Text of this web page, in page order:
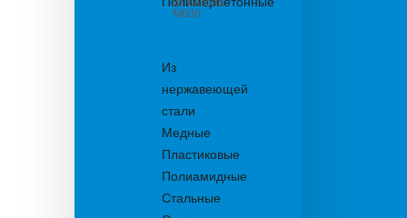
из бетона
М600
Из
нержавеющей
стали
Медные
Пластиковые
Полиамидные
Стальные